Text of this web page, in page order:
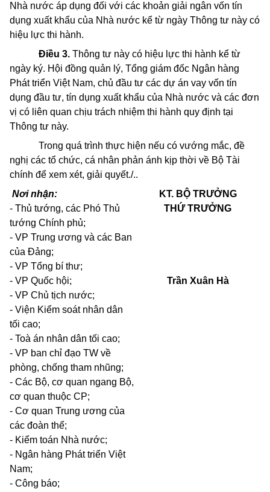
Nhà nước áp dụng đối với các khoản giải ngân vốn tín
dụng xuất khẩu của Nhà nước kể từ ngày Thông tư này có
hiệu lực thi hành.
Điều 3. Thông tư này có hiệu lực thi hành kể từ
ngày ký. Hội đồng quản lý, Tổng giám đốc Ngân hàng
Phát triển Việt Nam, chủ đầu tư các dự án vay vốn tín
dụng đầu tư, tín dụng xuất khẩu của Nhà nước và các đơn
vị có liên quan chịu trách nhiệm thi hành quy định tại
Thông tư này.
Trong quá trình thực hiện nếu có vướng mắc, đề
nghị các tổ chức, cá nhân phản ánh kịp thời về Bộ Tài
chính để xem xét, giải quyết./..
Nơi nhận:
- Thủ tướng, các Phó Thủ
tướng Chính phủ;
- VP Trung ương và các Ban
của Đảng;
- VP Tổng bí thư;
- VP Quốc hội;
- VP Chủ tịch nước;
- Viện Kiểm soát nhân dân
tối cao;
- Toà án nhân dân tối cao;
- VP ban chỉ đạo TW về
phòng, chống tham nhũng;
- Các Bộ, cơ quan ngang Bộ,
cơ quan thuộc CP;
- Cơ quan Trung ương của
các đoàn thể;
- Kiểm toán Nhà nước;
- Ngân hàng Phát triển Việt
Nam;
- Công báo;
KT. BỘ TRƯỞNG
THỨ TRƯỞNG
Trần Xuân Hà